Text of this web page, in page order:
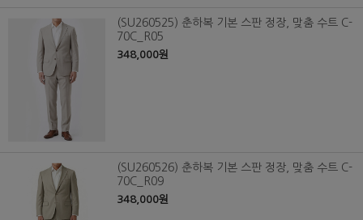
(SU260525) 춘하복 기본 스판 정장, 맞춤 수트 C-
70C_R05
348,000원
(SU260526) 춘하복 기본 스판 정장, 맞춤 수트 C-
70C_R09
348,000원